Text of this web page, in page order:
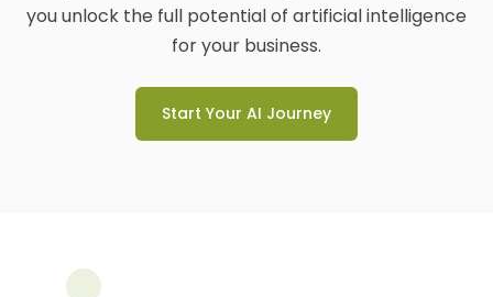
you unlock the full potential of artificial intelligence
for your business.
Start Your AI Journey